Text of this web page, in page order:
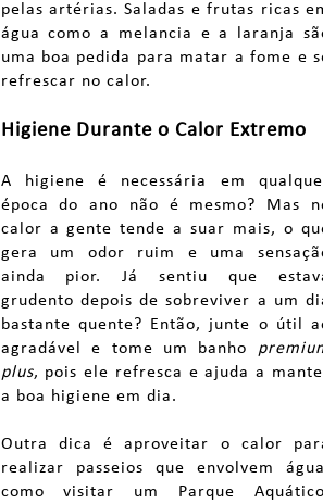
pelas artérias. Saladas e frutas ricas
água como a melancia e a laranja
uma boa pedida para matar a fome e
refrescar no calor.
Higiene Durante o Calor Extremo
A higiene é necessária em
época do ano não é mesmo? Mas
calor a gente tende a suar mais, o
gera um odor ruim e uma
ainda pior. Já sentiu que
grudento depois de sobreviver a um
bastante quente? Então, junte o útil
agradável e tome um banho
plus, pois ele refresca e ajuda a
a boa higiene em dia.
Outra dica é aproveitar o calor
realizar passeios que envolvem
como visitar um Parque